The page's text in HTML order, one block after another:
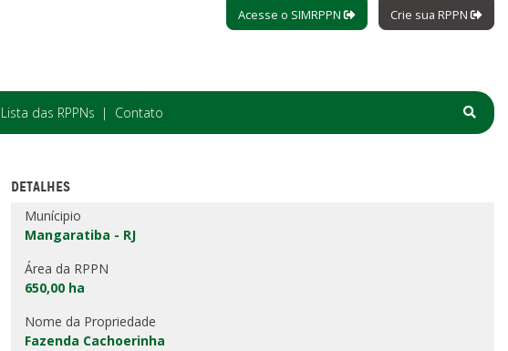
Acesse o SIMRPPN Crie sua RPPN
Lista das RPPNs Contato
DETALHES
Munícipio
Mangaratiba - RJ
Área da RPPN
650,00 ha
Nome da Propriedade
Fazenda Cachoerinha